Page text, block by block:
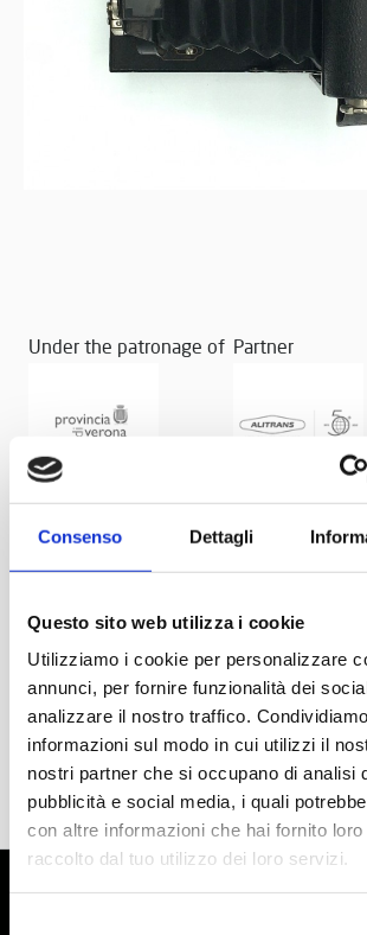
Consenso Dettagli
Questo sito web utilizza i cookie
Utilizziamo i cookie per personalizzare
annunci, per fornire funzionalità dei
analizzare il nostro traffico.
informazioni sul modo in cui utilizzi il
nostri partner che si occupano di analisi
pubblicità e social media, i quali
con altre informazioni che hai fornito
raccolto dal tuo utilizzo dei loro servizi.
Under the patronage of Partner